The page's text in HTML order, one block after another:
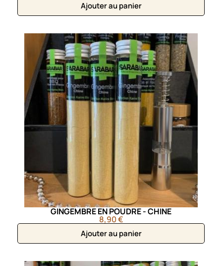
Ajouter au panier
GINGEMBRE EN POUDRE - CHINE
8,90 €
Ajouter au panier